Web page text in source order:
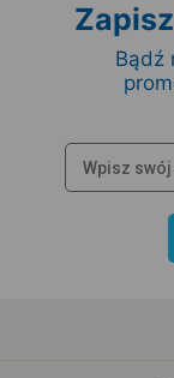
Bądź